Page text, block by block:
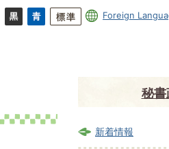
Foreign
秘書
新着情報